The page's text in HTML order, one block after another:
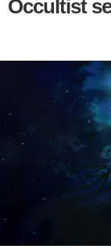
Occultist